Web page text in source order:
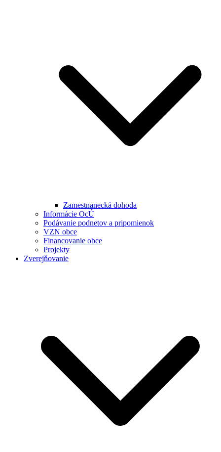
Zamestnanecká dohoda
Informácie OcÚ
Podávanie podnetov a pripomienok
VZN obce
Financovanie obce
Projekty
Zverejňovanie